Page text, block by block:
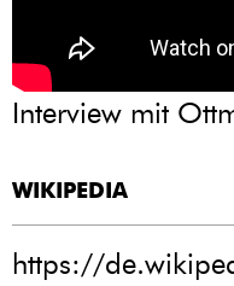
Interview mit
WIKIPEDIA
https://